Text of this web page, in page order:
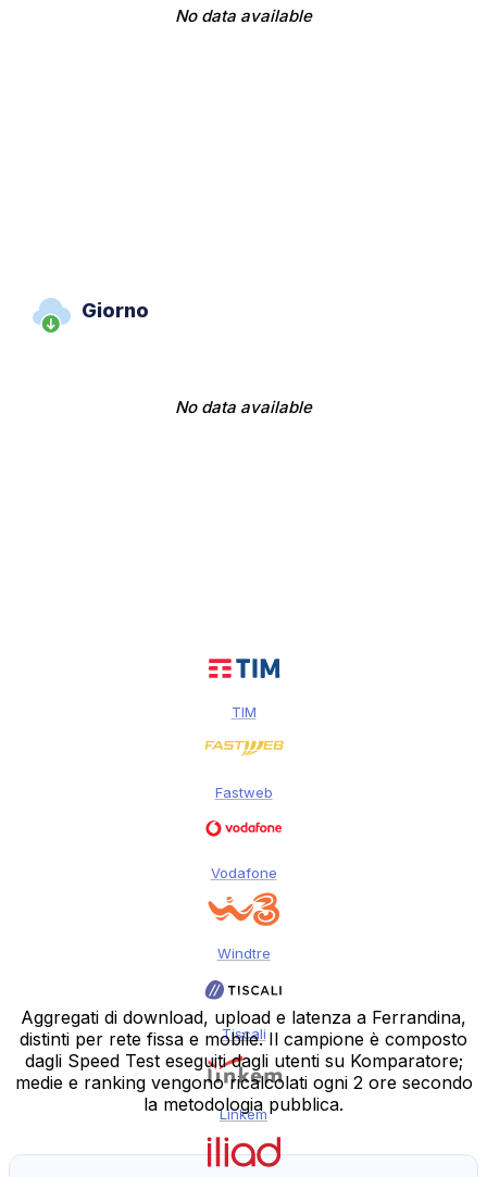
No data available
Giorno
No data available
TIM
Fastweb
Vodafone
Windtre
Tiscali
Linkem
Aggregati di download, upload e latenza a Ferrandina,
distinti per rete fissa e mobile. Il campione è composto
dagli Speed Test eseguiti dagli utenti su Komparatore;
medie e ranking vengono ricalcolati ogni 2 ore secondo
la metodologia pubblica.